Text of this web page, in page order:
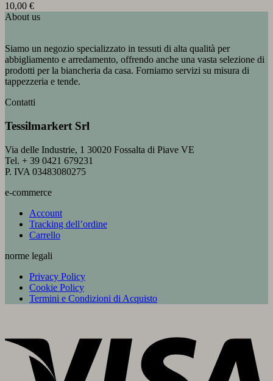
10,00 €
About us
Siamo un negozio specializzato in tessuti di alta qualità per
abbigliamento e arredamento, offrendo anche una vasta selezione di
prodotti per la biancheria da casa. Forniamo servizi su misura di
tappezzeria e tende.
Contatti
Tessilmarkert Srl
Via delle Industrie, 1 30020 Fossalta di Piave VE
Tel. + 39 0421 679231
P. IVA 03483080275
e-commerce
Account
Tracking dell’ordine
Carrello
norme legali
Privacy Policy
Cookie Policy
Termini e Condizioni di Acquisto